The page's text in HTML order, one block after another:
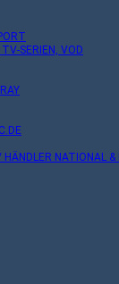
SERIEN, VOD
HÄNDLER NATIONAL